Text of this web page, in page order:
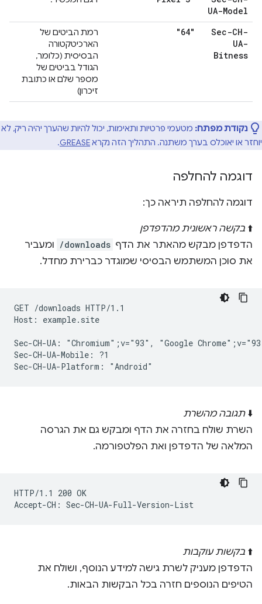
UA-Model
Sec-CH-
UA-
Bitness
"64"
רמת הביטים של
הארכיטקטורה
הבסיסית (כלומר,
הגודל בביטים של
מספר שלם או כתובת
זיכרון)
נקודת מפתח: מטעמי פרטיות ותאימות, יכול להיות שהערך יהיה ריק, לא
יוחזר או יאוכלס בערך משתנה. התהליך הזה נקראGREASE
.
דוגמה להחלפה
דוגמה להחלפה תיראה כך:
⬆️ בקשה ראשונית מהדפדפן
הדפדפן מבקש מהאתר את הדף /downloads ומעביר
את סוכן המשתמש הבסיסי שמוגדר כברירת מחדל.
GET /downloads HTTP/1.1
Host: example.site
Sec-CH-UA: "Chromium";v="93", "Google
Sec-CH-UA-Mobile: ?1
⬇️תגובה מהשרת
השרת שולח בחזרה את הדף ומבקש גם את הגרסה
המלאה של הדפדפן ואת הפלטפורמה.
HTTP/1.1 200 OK
⬆️ בקשות עוקבות
הדפדפן מעניק לשרת גישה למידע הנוסף, ושולח את
הטיפים הנוספים חזרה בכל הבקשות הבאות.